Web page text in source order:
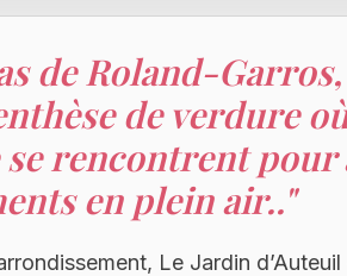
de Roland-
de verdure
rencontrent
en plein air.."
Le Jardin